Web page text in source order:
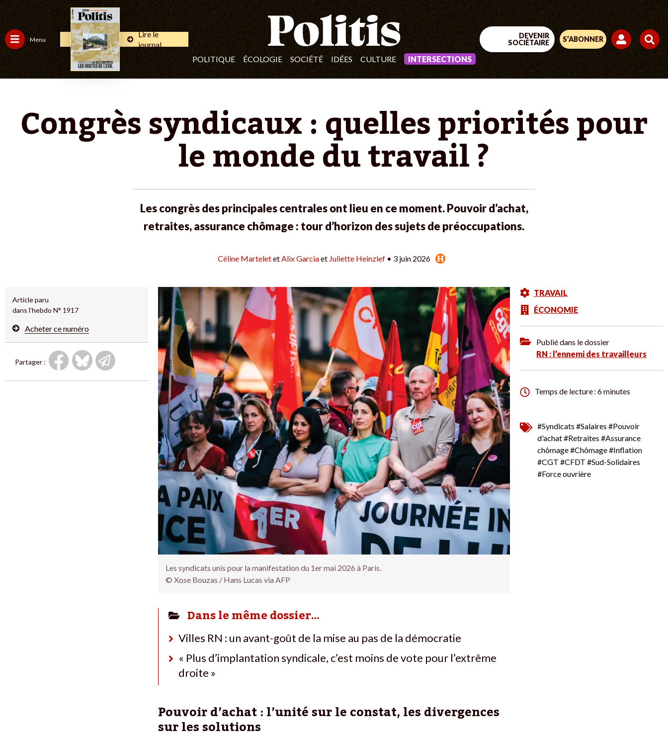
Menu
Lire le
journal
POLITIQUE
ÉCOLOGIE SOCIÉTÉ IDÉES CULTURE INTERSECTIONS
DEVENIR
SOCIÉTAIRE
S’ABONNER
Congrès syndicaux : quelles priorités pour
le monde du travail ?
Les congrès des principales centrales ont lieu en ce moment. Pouvoir d’achat,
retraites, assurance chômage : tour d’horizon des sujets de préoccupations.
Céline MarteletetAlix Garciaet Juliette Heinzlef • 3 juin 2026
Article paru
dans l’hebdo N° 1917
Acheter ce numéro
Partager :
Les syndicats unis pour la manifestation du 1er mai 2026 à Paris.
© Xose Bouzas / Hans Lucas via AFP
Dans le même dossier…
Villes RN : un avant-goût de la mise au pas de la démocratie
« Plus d’implantation syndicale, c’est moins de vote pour l’extrême
droite »
Pouvoir d’achat : l’unité sur le constat, les divergences
sur les solutions
TRAVAIL
ÉCONOMIE
Publié dans le dossier
RN : l’ennemi des travailleurs
Temps de lecture : 6 minutes
#Syndicats #Salaires #Pouvoir
d'achat#Retraites #Assurance
chômage#Chômage#Inflation
#CGT #CFDT #Sud-Solidaires
#Force ouvrière